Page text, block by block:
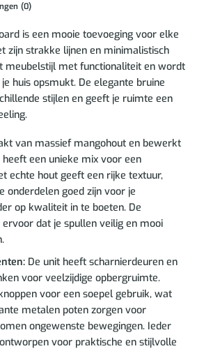
(0)
is een mooie toevoeging voor elke
zijn strakke lijnen en minimalistisch
meubelstijl met functionaliteit en wordt
huis opsmukt. De elegante bruine
stijlen en geeft je ruimte een
van massief mangohout en bewerkt
een unieke mix voor een
echte hout geeft een rijke textuur,
onderdelen goed zijn voor je
op kwaliteit in te boeten. De
dat je spullen veilig en mooi
De unit heeft scharnierdeuren en
voor veelzijdige opbergruimte.
voor een soepel gebruik, wat
metalen poten zorgen voor
ongewenste bewegingen. Ieder
voor praktische en stijlvolle